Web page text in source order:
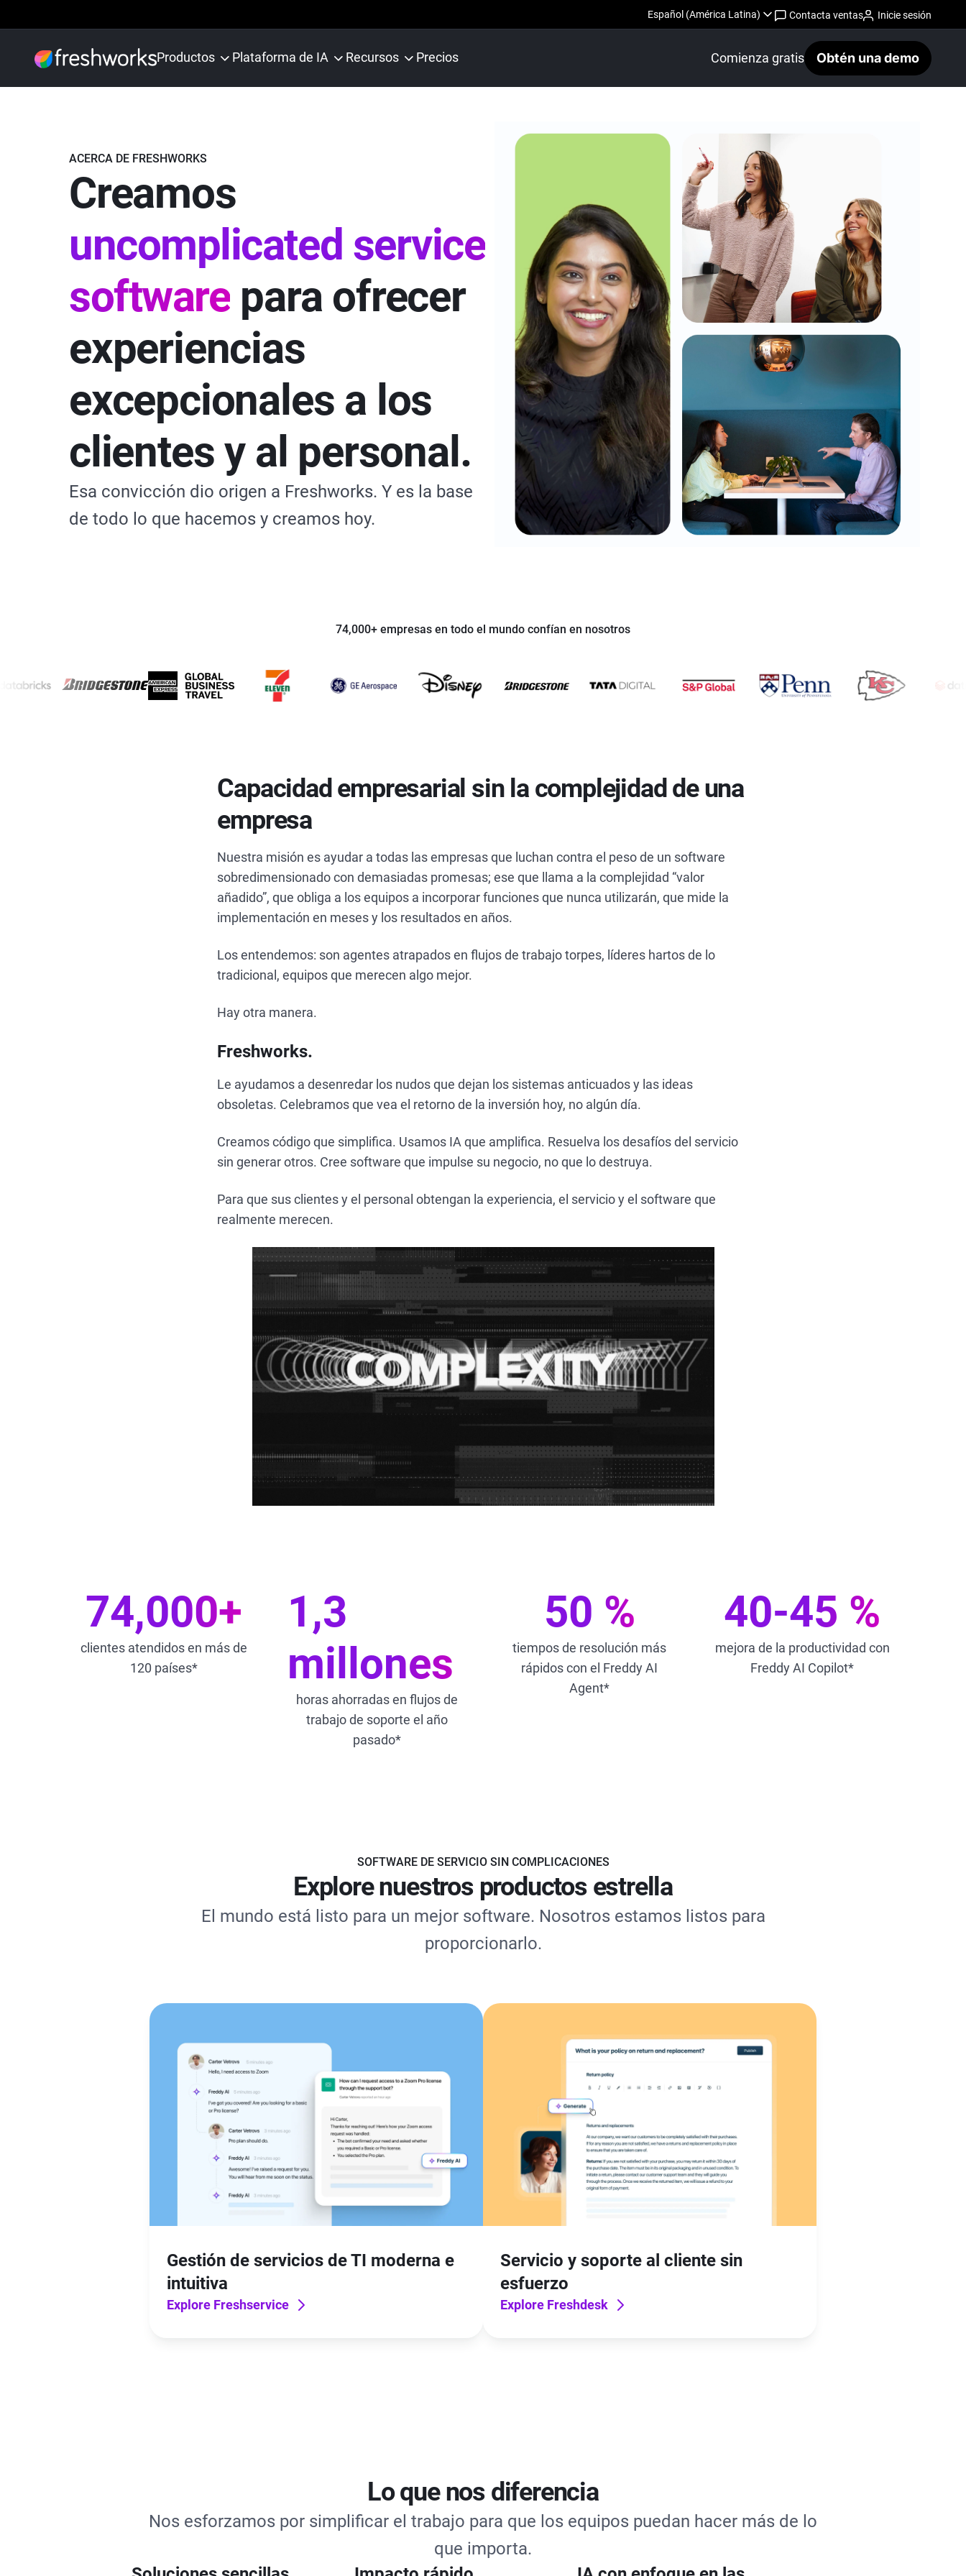
Español (América Latina) Contacta ventas Inicie sesión
Productos Plataforma de IA Recursos Precios Comienza gratis Obtén una demo
ACERCA DE FRESHWORKS
Creamos
uncomplicated service
software para ofrecer
experiencias
excepcionales a los
clientes y al personal.
Esa convicción dio origen a Freshworks. Y es la base
de todo lo que hacemos y creamos hoy.
74,000+ empresas en todo el mundo confían en nosotros
Capacidad empresarial sin la complejidad de una
empresa
Nuestra misión es ayudar a todas las empresas que luchan contra el peso de un software
sobredimensionado con demasiadas promesas; ese que llama a la complejidad “valor
añadido”, que obliga a los equipos a incorporar funciones que nunca utilizarán, que mide la
implementación en meses y los resultados en años.
Los entendemos: son agentes atrapados en flujos de trabajo torpes, líderes hartos de lo
tradicional, equipos que merecen algo mejor.
Hay otra manera.
Freshworks.
Le ayudamos a desenredar los nudos que dejan los sistemas anticuados y las ideas
obsoletas. Celebramos que vea el retorno de la inversión hoy, no algún día.
Creamos código que simplifica. Usamos IA que amplifica. Resuelva los desafíos del servicio
sin generar otros. Cree software que impulse su negocio, no que lo destruya.
Para que sus clientes y el personal obtengan la experiencia, el servicio y el software que
realmente merecen.
74,000+
clientes atendidos en más de
120 países*
1,3
millones
horas ahorradas en flujos de
trabajo de soporte el año
pasado*
50 %
tiempos de resolución más
rápidos con el Freddy AI
Agent*
40-45 %
mejora de la productividad con
Freddy AI Copilot*
SOFTWARE DE SERVICIO SIN COMPLICACIONES
Explore nuestros productos estrella
El mundo está listo para un mejor software. Nosotros estamos listos para
proporcionarlo.
Gestión de servicios de TI moderna e
intuitiva
Explore Freshservice
Servicio y soporte al cliente sin
esfuerzo
Explore Freshdesk
Lo que nos diferencia
Nos esforzamos por simplificar el trabajo para que los equipos puedan hacer más de lo
que importa.